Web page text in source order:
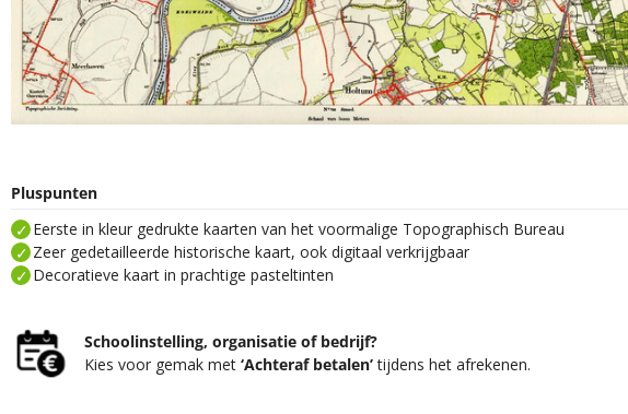
Pluspunten
Eerste in kleur gedrukte kaarten van het voormalige Topographisch Bureau
Zeer gedetailleerde historische kaart, ook digitaal verkrijgbaar
Decoratieve kaart in prachtige pasteltinten
Schoolinstelling, organisatie of bedrijf?
Kies voor gemak met‘Achteraf betalen’tijdens het afrekenen.